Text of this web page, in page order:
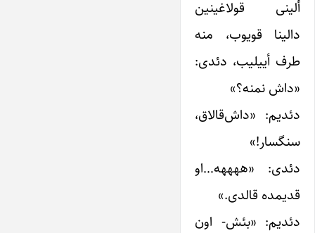
ألینی قولاغینین
دالینا قویوب، منه
طرف أییلیب، دئدی:
«داش نمنه؟»
دئدیم: «داش‌قالاق،
سنگسار!»
دئدی: «ههههه…او
قدیمده قالدی.»
دئدیم: «بئش- اون